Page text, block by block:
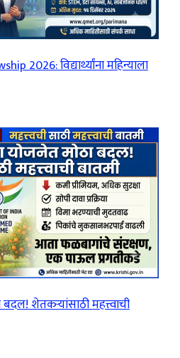
2026: विद्यार्थ्यांना महिन्याला
शेतकऱ्यांसाठी महत्त्वाची